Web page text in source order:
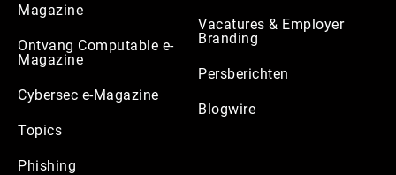
Magazine
Ontvang Computable e-
Magazine
Cybersec e-Magazine
Topics
Phishing
Vacatures & Employer
Branding
Persberichten
Blogwire